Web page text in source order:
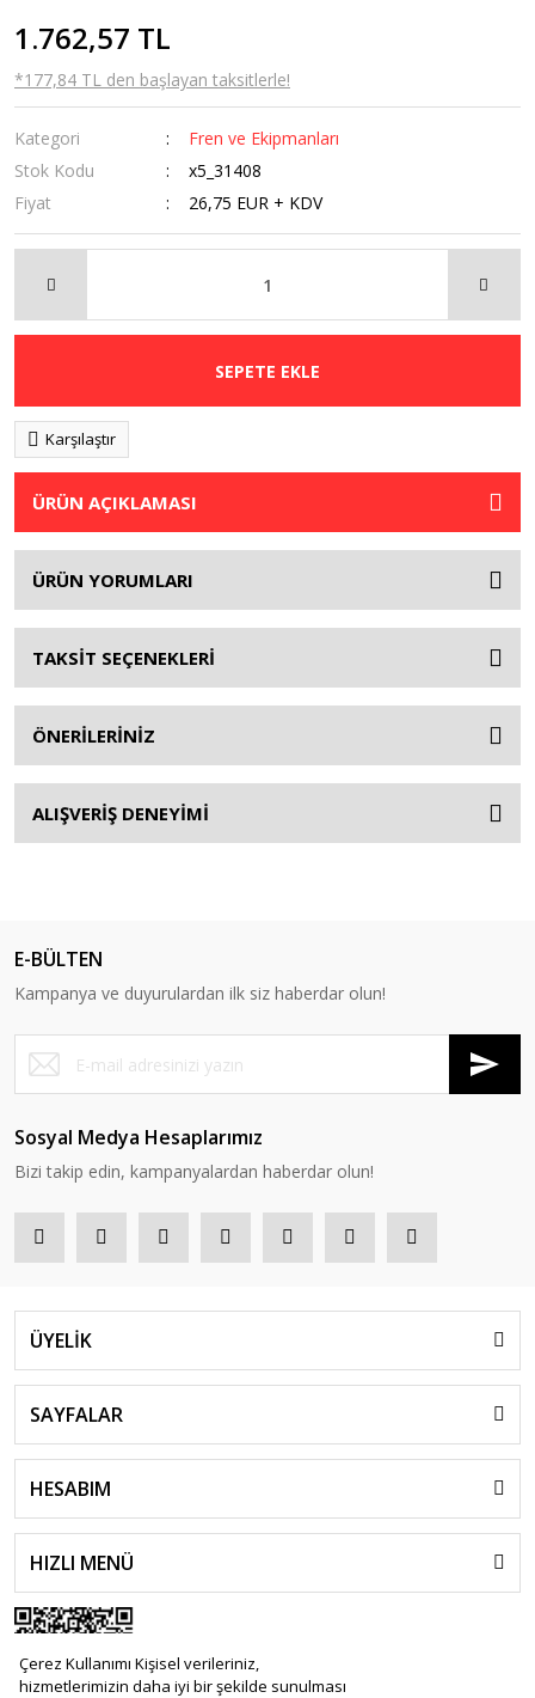
Çerez Kullanımı Kişisel verileriniz,
hizmetlerimizin daha iyi bir şekilde sunulması
1.762,57 TL
*177,84 TL den başlayan taksitlerle!
Kategori
Fren ve Ekipmanları
Stok Kodu
x5_31408
Fiyat
26,75 EUR + KDV
SEPETE EKLE
Karşılaştır
ÜRÜN AÇIKLAMASI
ÜRÜN YORUMLARI
TAKSİT SEÇENEKLERİ
ÖNERİLERİNİZ
ALIŞVERİŞ DENEYİMİ
E-BÜLTEN
Kampanya ve duyurulardan ilk siz haberdar olun!
Sosyal Medya Hesaplarımız
Bizi takip edin, kampanyalardan haberdar olun!
ÜYELİK
SAYFALAR
HESABIM
HIZLI MENÜ